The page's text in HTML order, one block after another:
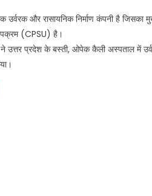
और रासायनिक निर्माण कंपनी है जिसका
(CPSU) है।
उत्तर प्रदेश के बस्ती, ओपेक कैली अस्पताल में